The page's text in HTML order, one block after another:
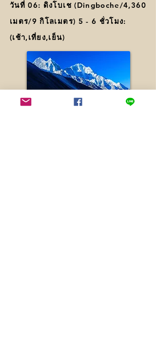
วันที่ 06: ดิงโบเช (Dingboche/4,360
เมตร/9 กิโลเมตร) 5 - 6 ชั่วโมง:
(เช้า,เที่ยง,เย็น)